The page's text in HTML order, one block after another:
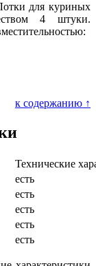
для куриных
4 штуки.
к содержанию ↑
Технические
есть
есть
есть
есть
есть